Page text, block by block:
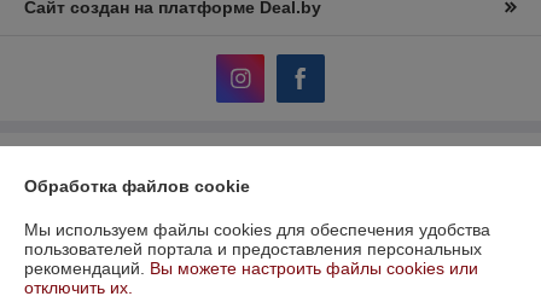
Сайт создан на платформе Deal.by
220021 Республика Беларусь, г. Минск, ул. Тиражная 150 пом 101
Регистрационный номер ЕГР: 193622815
Обработка файлов cookie
Мы используем файлы cookies для обеспечения удобства
пользователей портала и предоставления персональных
рекомендаций. Вы можете настроить файлы cookies или
отключить их.